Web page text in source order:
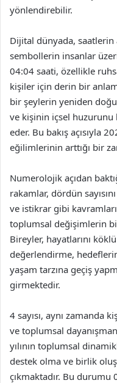
yönlendirebilir.
Dijital dünyada,
sembollerin insanlar
04:04 saati, özellikle
kişiler için derin bir
bir şeylerin yeniden
ve kişinin içsel huzurunu
eder. Bu bakış açısıyla
eğilimlerinin arttığı bir
Numerolojik açıdan
rakamlar, dördün
ve istikrar gibi
toplumsal değişimlerin
Bireyler, hayatlarını
değerlendirme,
yaşam tarzına geçiş
girmektedir.
4 sayısı, aynı zamanda
ve toplumsal
yılının toplumsal
destek olma ve birlik
çıkmaktadır. Bu